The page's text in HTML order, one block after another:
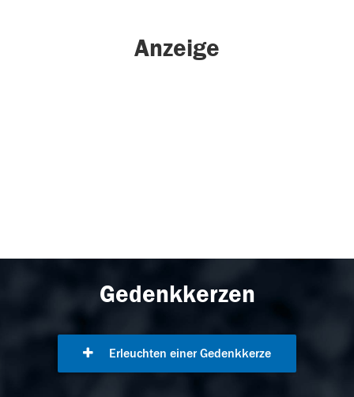
Anzeige
Gedenkkerzen
Erleuchten einer Gedenkkerze